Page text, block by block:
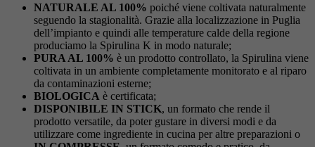
NATURALE AL 100% poiché viene coltivata naturalmente
seguendo la stagionalità. Grazie alla localizzazione in Puglia
dell’impianto e quindi alle temperature calde della regione
produciamo la Spirulina K in modo naturale;
PURA AL 100% è un prodotto controllato, la Spirulina viene
coltivata in un ambiente completamente monitorato e al riparo
da contaminazioni esterne;
BIOLOGICA è certificata;
DISPONIBILE IN STICK, un formato che rende il
prodotto versatile, da poter gustare in diversi modi e da
utilizzare come ingrediente in cucina per altre preparazioni o